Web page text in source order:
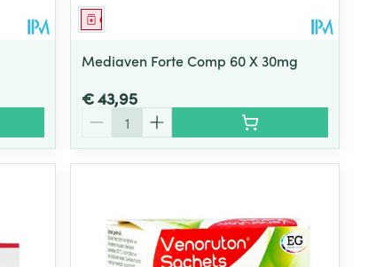
Geneesmiddel
Mediaven Forte Comp 60 X 30mg
€ 43,95